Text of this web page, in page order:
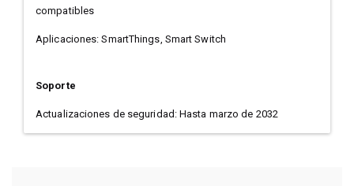
compatibles
Aplicaciones: SmartThings, Smart Switch
Soporte
Actualizaciones de seguridad: Hasta marzo de 2032